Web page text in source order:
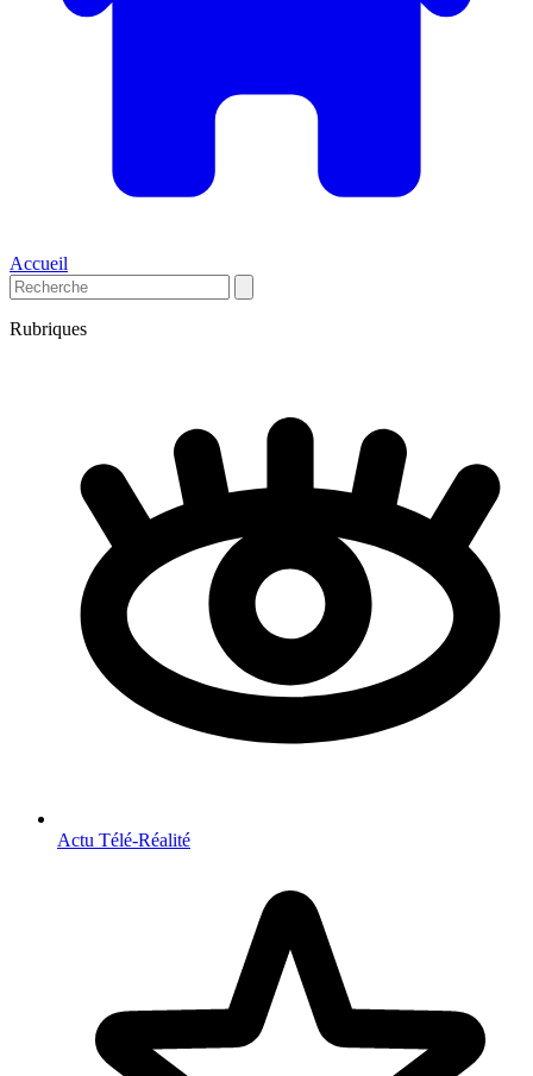
Accueil
Rubriques
Actu Télé-Réalité